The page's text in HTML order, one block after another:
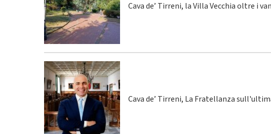
Cava de’ Tirreni, la Villa Vecchia oltre i
Cava de’ Tirreni, La Fratellanza